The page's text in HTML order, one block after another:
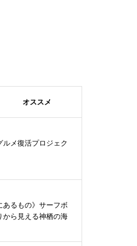
オススメ
ルメ復活プロジェク
あるもの》サーフボ
から見える神栖の海
るもの》サーフボー
ら見える神栖の海
地震 災害支援につい